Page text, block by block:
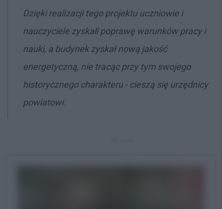
Dzięki realizacji tego projektu uczniowie i
nauczyciele zyskali poprawę warunków pracy i
nauki, a budynek zyskał nową jakość
energetyczną, nie tracąc przy tym swojego
historycznego charakteru - cieszą się urzędnicy
powiatowi.